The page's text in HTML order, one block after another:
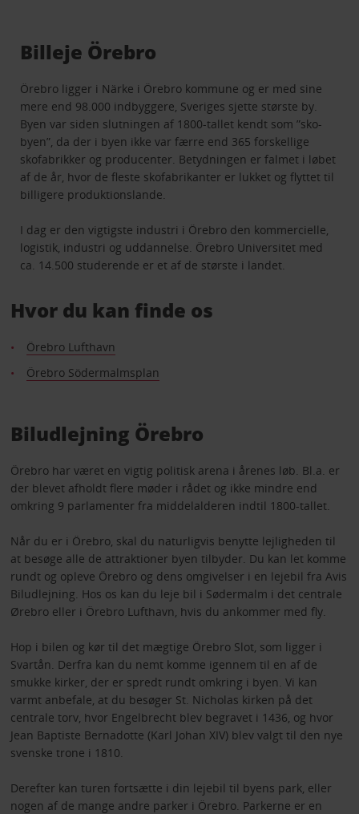
Billeje Örebro
Örebro ligger i Närke i Örebro kommune og er med sine
mere end 98.000 indbyggere, Sveriges sjette største by.
Byen var siden slutningen af 1800-tallet kendt som ”sko-
byen”, da der i byen ikke var færre end 365 forskellige
skofabrikker og producenter. Betydningen er falmet i løbet
af de år, hvor de fleste skofabrikanter er lukket og flyttet til
billigere produktionslande.
I dag er den vigtigste industri i Örebro den kommercielle,
logistik, industri og uddannelse. Örebro Universitet med
ca. 14.500 studerende er et af de største i landet.
Hvor du kan finde os
Örebro Lufthavn
Örebro Södermalmsplan
Biludlejning Örebro
Örebro har været en vigtig politisk arena i årenes løb. Bl.a. er
der blevet afholdt flere møder i rådet og ikke mindre end
omkring 9 parlamenter fra middelalderen indtil 1800-tallet.
Når du er i Örebro, skal du naturligvis benytte lejligheden til
at besøge alle de attraktioner byen tilbyder. Du kan let komme
rundt og opleve Örebro og dens omgivelser i en lejebil fra Avis
Biludlejning. Hos os kan du leje bil i Sødermalm i det centrale
Ørebro eller i Örebro Lufthavn, hvis du ankommer med fly.
Hop i bilen og kør til det mægtige Örebro Slot, som ligger i
Svartån. Derfra kan du nemt komme igennem til en af de
smukke kirker, der er spredt rundt omkring i byen. Vi kan
varmt anbefale, at du besøger St. Nicholas kirken på det
centrale torv, hvor Engelbrecht blev begravet i 1436, og hvor
Jean Baptiste Bernadotte (Karl Johan XIV) blev valgt til den nye
svenske trone i 1810.
Derefter kan turen fortsætte i din lejebil til byens park, eller
nogen af de mange andre parker i Örebro. Parkerne er en